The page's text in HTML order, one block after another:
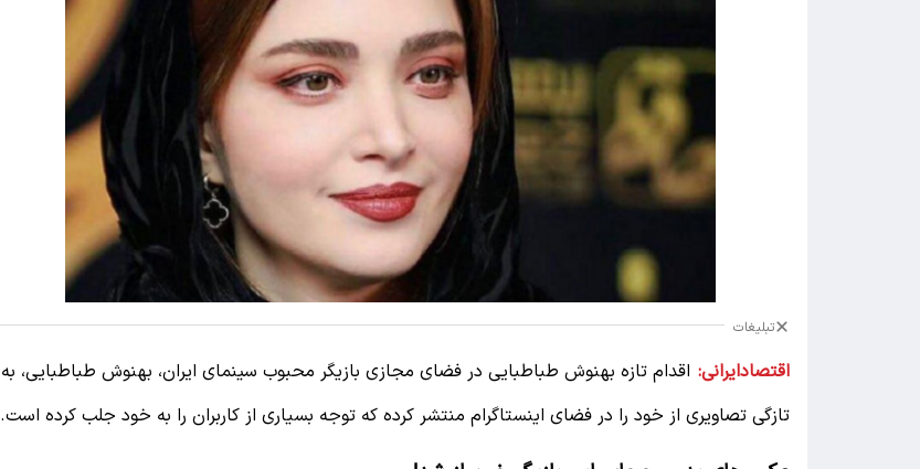
تبلیغات
اقتصادایرانی: اقدام تازه بهنوش طباطبایی در فضای مجازی بازیگر محبوب سینمای ایران، بهنوش طباطبایی، به
تازگی تصاویری از خود را در فضای اینستاگرام منتشر کرده که توجه بسیاری از کاربران را به خود جلب کرده است.